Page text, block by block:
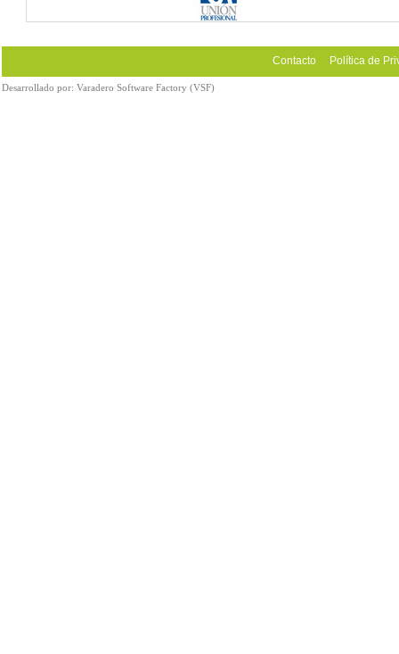
Contacto Política de
Desarrollado por: Varadero Software Factory (VSF)